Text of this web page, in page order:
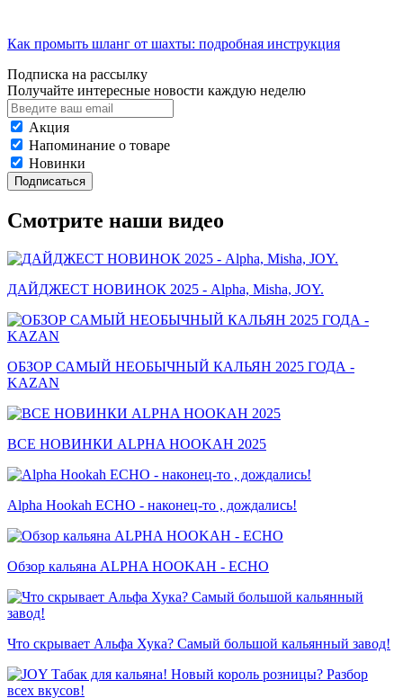
Как промыть шланг от шахты: подробная инструкция
Подписка на рассылку
Получайте интересные новости каждую неделю
Акция
Напоминание о товаре
Новинки
Подписаться
Смотрите наши видео
ДАЙДЖЕСТ НОВИНОК 2025 - Alpha, Misha, JOY.
ОБЗОР САМЫЙ НЕОБЫЧНЫЙ КАЛЬЯН 2025 ГОДА -
KAZAN
ВСЕ НОВИНКИ ALPHA HOOKAH 2025
Alpha Hookah ECHO - наконец-то , дождались!
Обзор кальяна ALPHA HOOKAH - ECHO
Что скрывает Альфа Хука? Самый большой кальянный завод!